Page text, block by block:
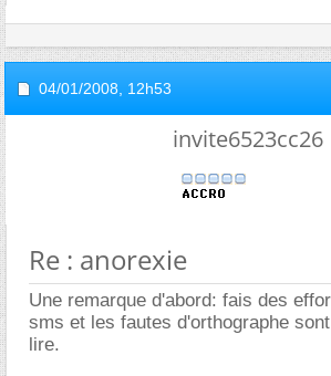
04/01/2008, 12h53
invite6523cc26
Re : anorexie
Une remarque d'abord: fais des
sms et les fautes d'orthographe
lire.